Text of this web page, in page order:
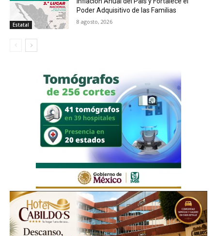
Estatal
Poder Adquisitivo de las Familias
8 agosto, 2026